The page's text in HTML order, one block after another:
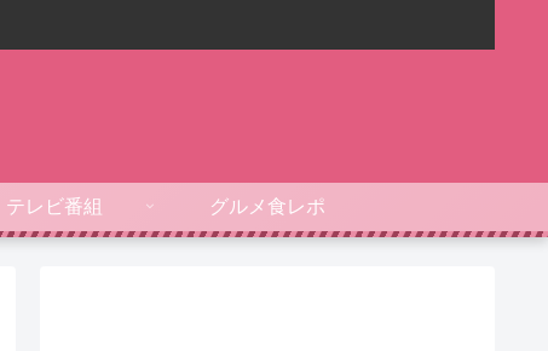
テレビ番組 グルメ食レポ